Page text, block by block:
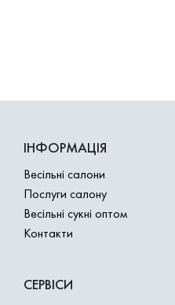
ІНФОРМАЦІЯ
Весільні салони
Послуги салону
Весільні сукні оптом
Контакти
СЕРВІСИ